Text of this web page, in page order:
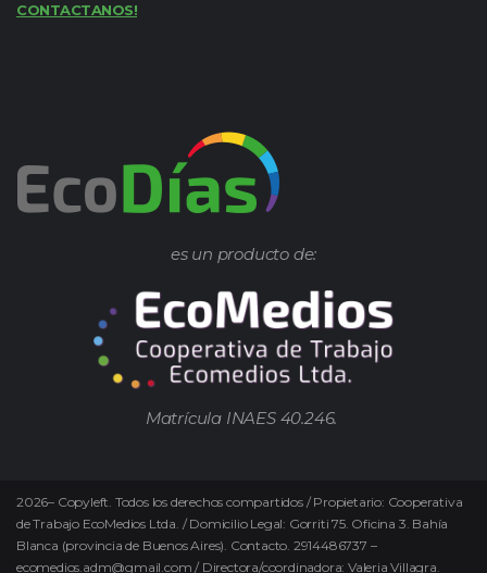
CONTACTANOS!
es un producto de:
Matrícula INAES 40.246.
2026– Copyleft. Todos los derechos compartidos / Propietario: Cooperativa
de Trabajo EcoMedios Ltda. / Domicilio Legal: Gorriti 75. Oficina 3. Bahía
Blanca (provincia de Buenos Aires). Contacto. 2914486737 –
ecomedios.adm@gmail.com / Directora/coordinadora: Valeria Villagra.